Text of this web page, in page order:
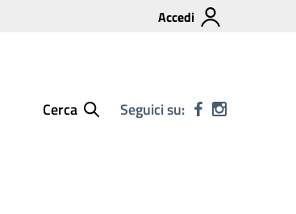
Accedi
Cerca Seguici su: